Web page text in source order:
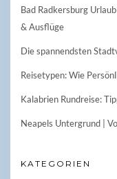
Bad Radkersburg
& Ausflüge
Die spannendsten
Reisetypen: Wie
Kalabrien Rundreise:
Neapels Untergrund |
KATEGORIEN